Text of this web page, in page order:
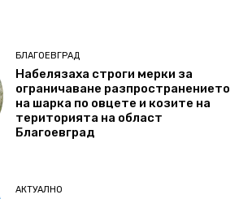
БЛАГОЕВГРАД
Набелязаха строги мерки за
ограничаване разпространението
на шарка по овцете и козите на
територията на област
Благоевград
АКТУАЛНО